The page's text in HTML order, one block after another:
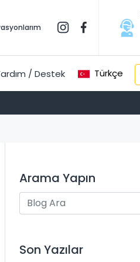
/ Destek Türkçe
Arama Yapın
Son Yazılar